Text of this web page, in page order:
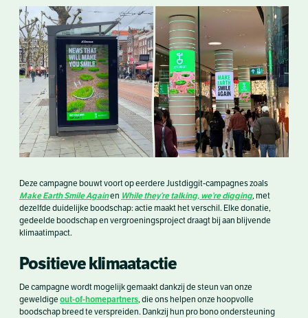
Deze campagne bouwt voort op eerdere Justdiggit-campagnes zoals
Make Earth Smile Againen While they’re talking, we’re digging, met
dezelfde duidelijke boodschap: actie maakt het verschil. Elke donatie,
gedeelde boodschap en vergroeningsproject draagt bij aan blijvende
klimaatimpact.
Positieve klimaatactie
De campagne wordt mogelijk gemaakt dankzij de steun van onze
geweldige out-of-homepartners, die ons helpen onze hoopvolle
boodschap breed te verspreiden. Dankzij hun pro bono ondersteuning